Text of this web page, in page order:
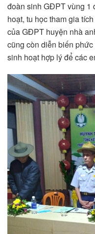
đoàn sinh GĐPT vùng 1
hoạt, tu học tham gia
của GĐPT huyện nhà
cũng còn diễn biến
sinh hoạt hợp lý để các